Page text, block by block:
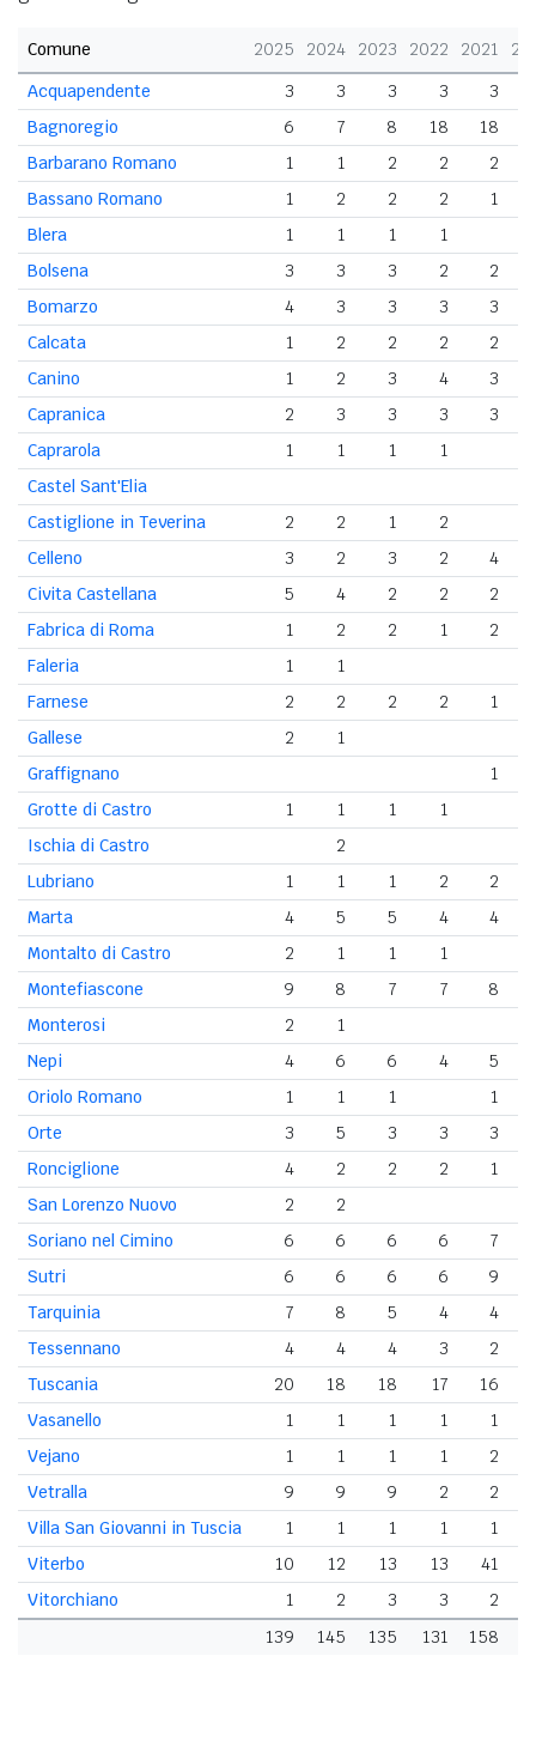
Comune 2025 2024 2023 2022 2021
Acquapendente
3 3 3 3
3
Bagnoregio
6 7 8 18 18
Barbarano Romano
1 1 2 2
2
Bassano Romano
1 2 2 2
1
Blera
1 1 1
1
Bolsena
3 3 3 2
2
Bomarzo
4 3 3 3
3
Calcata
1 2 2 2
2
Canino
1 2 3 4
3
Capranica
2 3 3 3
3
Caprarola
1 1 1
1
Castel Sant'Elia
Castiglione in Teverina
2 2 1
2
Celleno
3 2 3 2
4
Civita Castellana
5 4 2 2
2
Fabrica di Roma
1 2 2 1
2
Faleria
1
1
Farnese
2 2 2 2
1
Gallese
2
1
Graffignano
1
Grotte di Castro
1 1 1
1
Ischia di Castro
2
Lubriano
1 1 1 2
2
Marta
4 5 5 4
4
Montalto di Castro
2 1 1
1
Montefiascone
9 8 7 7
8
Monterosi
2
1
Nepi
4 6 6 4
5
Oriolo Romano
1 1 1
1
Orte
3 5 3 3
3
Ronciglione
4 2 2 2
1
San Lorenzo Nuovo
2
2
Soriano nel Cimino
6 6 6 6
7
Sutri
6 6 6 6
9
Tarquinia
7 8 5 4
4
Tessennano
4 4 4 3
2
Tuscania
20 18 18 17 16
Vasanello
1 1 1 1
1
Vejano
1 1 1 1
2
Vetralla
9 9 9 2
2
Villa San Giovanni in Tuscia
1 1 1 1
1
Viterbo
10 12 13 13 41
Vitorchiano
1 2 3 3
2
139
145 135 131 158